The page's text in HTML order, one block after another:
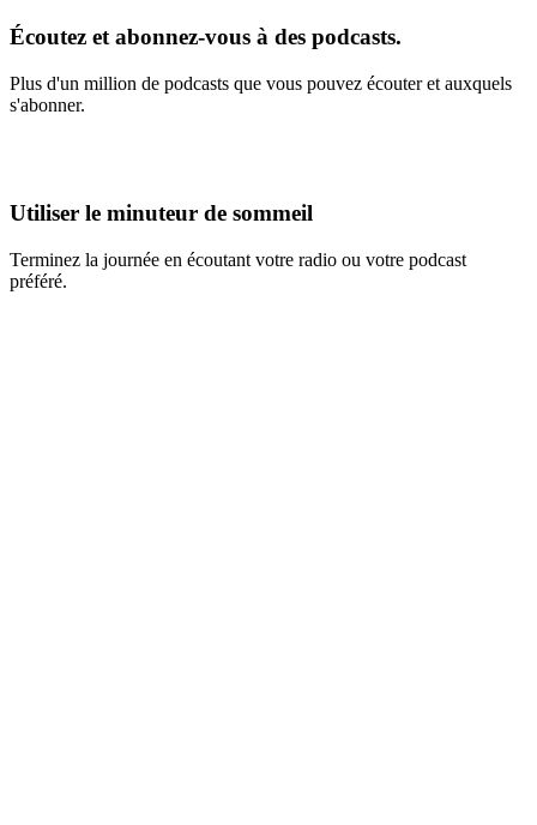
Écoutez et abonnez-vous à des podcasts.
Plus d'un million de podcasts que vous pouvez écouter et auxquels
s'abonner.
Utiliser le minuteur de sommeil
Terminez la journée en écoutant votre radio ou votre podcast
préféré.